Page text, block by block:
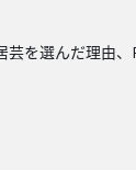
を選んだ理由